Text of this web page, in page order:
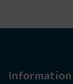
Information